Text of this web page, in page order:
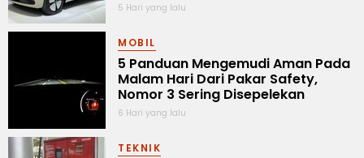
5 Hari yang lalu
MOBIL
5 Panduan Mengemudi Aman Pada
Malam Hari Dari Pakar Safety,
Nomor 3 Sering Disepelekan
6 Hari yang lalu
TEKNIK